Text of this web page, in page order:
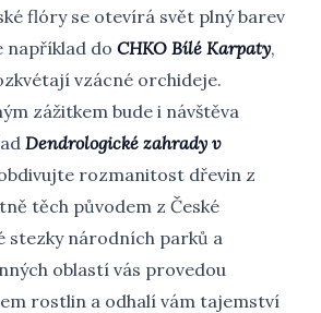
flóry se otevírá svět plný barev
například do CHKO Bílé Karpaty,
vzácné orchideje.
zážitkem bude i návštěva
Dendrologické zahrady v
rozmanitost dřevin z
těch původem z České
stezky národních parků a
oblastí vás provedou
rostlin a odhalí vám tajemství